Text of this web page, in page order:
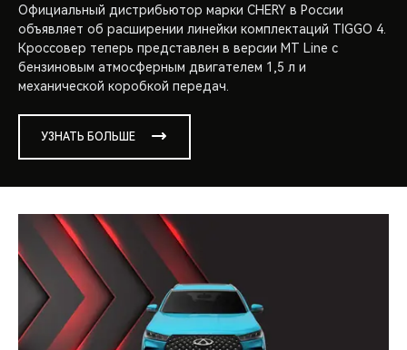
Официальный дистрибьютор марки CHERY в России
объявляет об расширении линейки комплектаций TIGGO 4.
Кроссовер теперь представлен в версии MT Line c
бензиновым атмосферным двигателем 1,5 л и
механической коробкой передач.
УЗНАТЬ БОЛЬШЕ